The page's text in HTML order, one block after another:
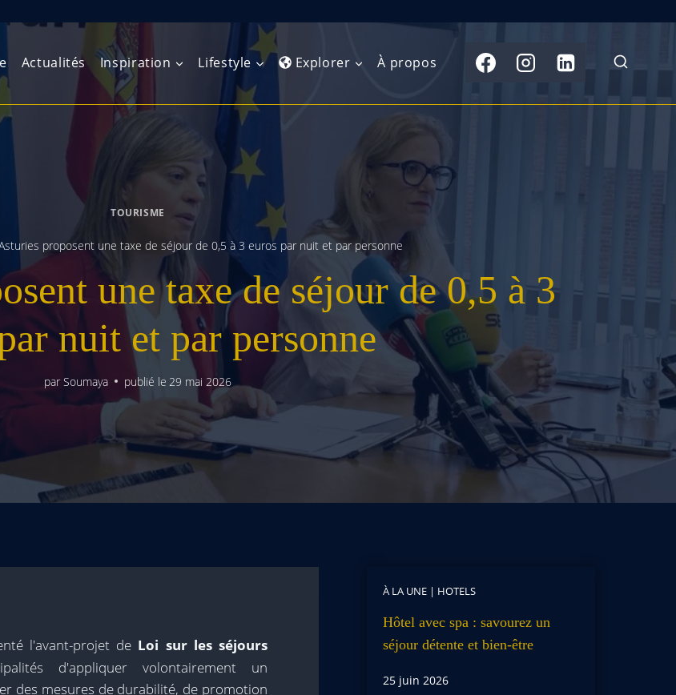
Actualités Inspiration Lifestyle Explorer
Europe du Nord
Balkans
Amérique du Nord
Antilles et Caraïbes
Amérique du Sud
Afrique de l’Ouest
Afrique de l’Est
Afrique australe
Moyen-Orient
Asie centrale
indien
Asie du Sud-Est
Extrême-Orient
À propos
TOURISME
proposent une taxe de séjour de 0,5 à 3 euros par nuit et par personne
une taxe de séjour de 0,5 à 3
nuit et par personne
par Soumaya publié le 29 mai 2026
l'avant-projet de Loi sur les séjours
d'appliquer volontairement un
des mesures de durabilité, de promotion
À LA UNE| HOTELS
Hôtel avec spa : savourez un
séjour détente et bien-être
25 juin 2026